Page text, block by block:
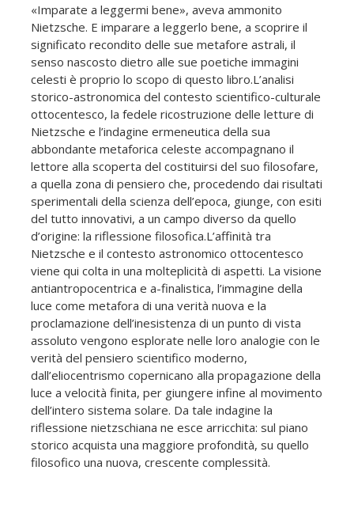
«Imparate a leggermi bene», aveva ammonito
Nietzsche. E imparare a leggerlo bene, a scoprire il
significato recondito delle sue metafore astrali, il
senso nascosto dietro alle sue poetiche immagini
celesti è proprio lo scopo di questo libro.L’analisi
storico-astronomica del contesto scientifico-culturale
ottocentesco, la fedele ricostruzione delle letture di
Nietzsche e l’indagine ermeneutica della sua
abbondante metaforica celeste accompagnano il
lettore alla scoperta del costituirsi del suo filosofare,
a quella zona di pensiero che, procedendo dai risultati
sperimentali della scienza dell’epoca, giunge, con esiti
del tutto innovativi, a un campo diverso da quello
d’origine: la riflessione filosofica.L’affinità tra
Nietzsche e il contesto astronomico ottocentesco
viene qui colta in una molteplicità di aspetti. La visione
antiantropocentrica e a-finalistica, l’immagine della
luce come metafora di una verità nuova e la
proclamazione dell’inesistenza di un punto di vista
assoluto vengono esplorate nelle loro analogie con le
verità del pensiero scientifico moderno,
dall’eliocentrismo copernicano alla propagazione della
luce a velocità finita, per giungere infine al movimento
dell’intero sistema solare. Da tale indagine la
riflessione nietzschiana ne esce arricchita: sul piano
storico acquista una maggiore profondità, su quello
filosofico una nuova, crescente complessità.